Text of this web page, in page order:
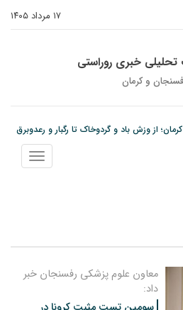
۱۷ مرداد ۱۴۰۵
خبری روراستی
و كرمان
از وزش باد و گردوخاک تا رگبار و رعدوبرق
پیام رئیس کل دادگستری استان کرمان به مناسبت ۱۷ مردادماه سالروز شهادت شهید
نمایش
منو
معاون علوم پزشکی رفسنجان خبر
داد: